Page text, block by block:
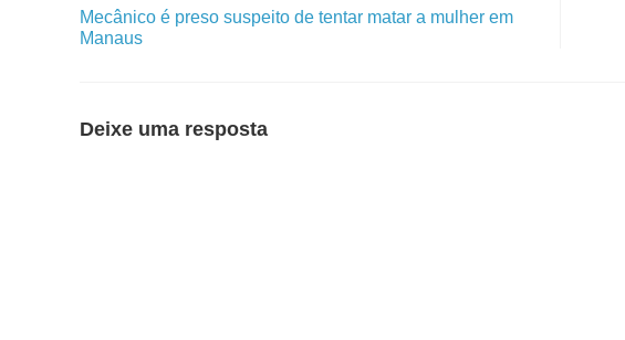
Mecânico é preso suspeito de tentar matar a mulher em
Manaus
Deixe uma resposta